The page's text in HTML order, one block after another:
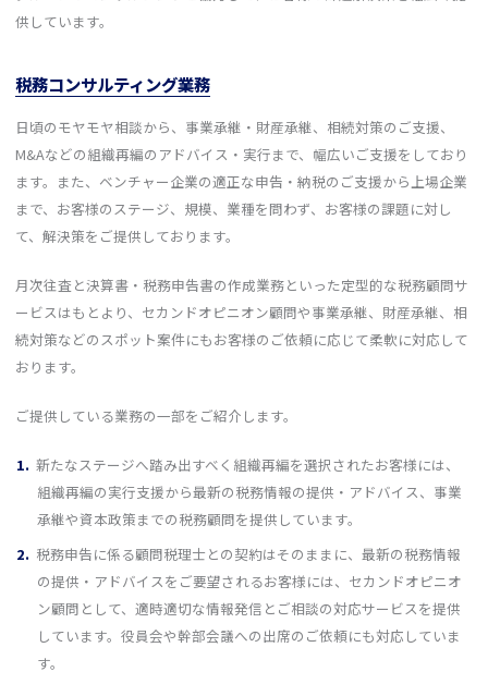
供しています。
税務コンサルティング業務
日頃のモヤモヤ相談から、事業承継・財産承継、相続対策のご支援、
M&Aなどの組織再編のアドバイス・実行まで、幅広いご支援をしており
ます。また、ベンチャー企業の適正な申告・納税のご支援から上場企業
まで、お客様のステージ、規模、業種を問わず、お客様の課題に対し
て、解決策をご提供しております。
月次往査と決算書・税務申告書の作成業務といった定型的な税務顧問サ
ービスはもとより、セカンドオピニオン顧問や事業承継、財産承継、相
続対策などのスポット案件にもお客様のご依頼に応じて柔軟に対応して
おります。
ご提供している業務の一部をご紹介します。
新たなステージへ踏み出すべく組織再編を選択されたお客様には、
組織再編の実行支援から最新の税務情報の提供・アドバイス、事業
承継や資本政策までの税務顧問を提供しています。
税務申告に係る顧問税理士との契約はそのままに、最新の税務情報
の提供・アドバイスをご要望されるお客様には、セカンドオピニオ
ン顧問として、適時適切な情報発信とご相談の対応サービスを提供
しています。役員会や幹部会議への出席のご依頼にも対応していま
す。